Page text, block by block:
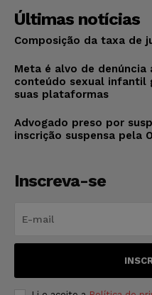
Últimas notícias
Composição da taxa de
Meta é alvo de denúncia
conteúdo sexual infantil
suas plataformas
Advogado preso por
inscrição suspensa pela
Inscreva-se